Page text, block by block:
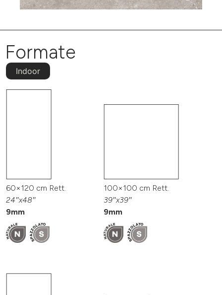
Formate
Indoor
60×120 cm Rett.
24″x48″
9mm
100×100 cm Rett.
39″x39″
9mm